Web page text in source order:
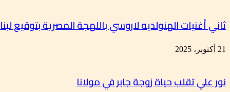
ثاني أغنيات الهنولديه لاروسي باللهجة المصرية بتوقيع
21 أكتوبر، 2025
نور علي تقلب حياة زوجة جابر في مولانا